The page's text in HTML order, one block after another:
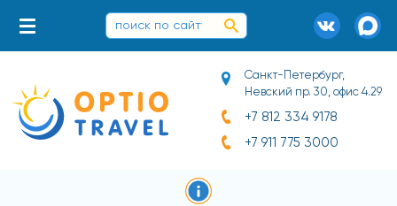
Санкт-Петербург,
Невский пр. 30, офис 4.29
+7 812 334 9178
+7 911 775 3000